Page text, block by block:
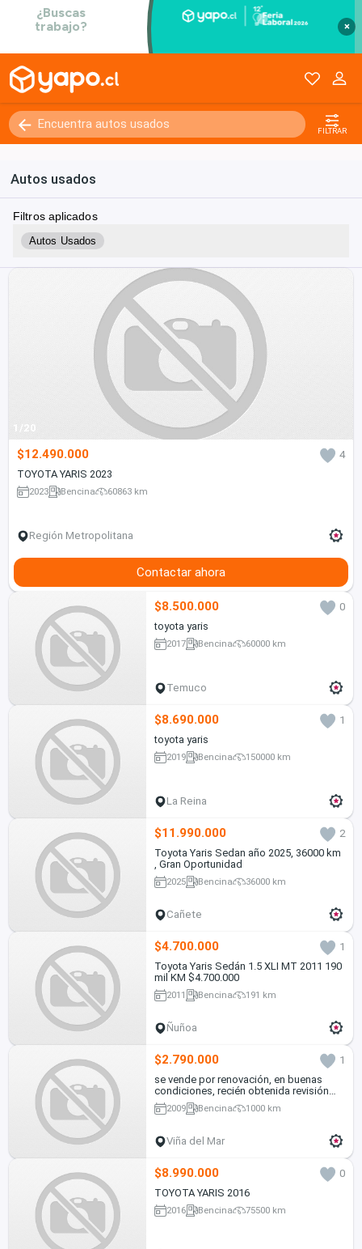
×
FILTRAR
Autos usados
Filtros aplicados
Autos Usados
1/20
$12.490.000
4
TOYOTA YARIS 2023
2023 Bencina 60863 km
Región Metropolitana
Contactar ahora
$8.500.000
0
toyota yaris
2017 Bencina 60000 km
Temuco
$8.690.000
1
toyota yaris
2019 Bencina 150000 km
La Reina
$11.990.000
2
Toyota Yaris Sedan año 2025, 36000 km
, Gran Oportunidad
2025 Bencina 36000 km
Cañete
$4.700.000
1
Toyota Yaris Sedán 1.5 XLI MT 2011 190
mil KM $4.700.000
2011 Bencina 191 km
Ñuñoa
$2.790.000
1
se vende por renovación, en buenas
condiciones, recién obtenida revisión
técnica
2009 Bencina 1000 km
Viña del Mar
$8.990.000
0
TOYOTA YARIS 2016
2016 Bencina 75500 km